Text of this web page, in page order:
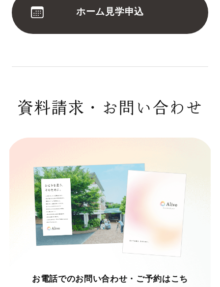
ホーム見学申込
資料請求・お問い合わせ
お電話でのお問い合わせ・ご予約はこち